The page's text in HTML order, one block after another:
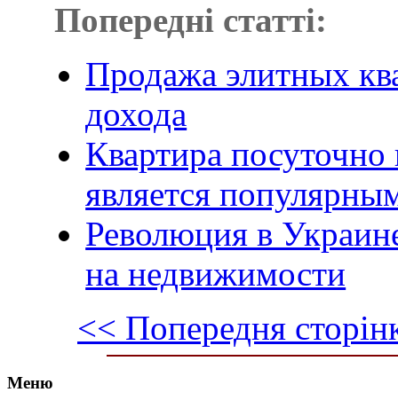
Попередні статті:
Продажа элитных
дохода
Квартира посуточно
является
Революция в
на недвижимости
<< Попередня
Меню